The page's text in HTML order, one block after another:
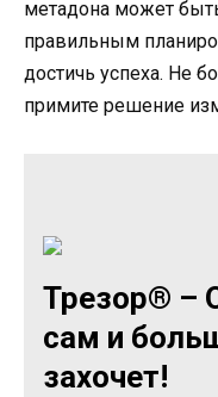
метадона может
правильным
достичь успеха. Не
примите решение
Трезор® –
сам и
захочет!